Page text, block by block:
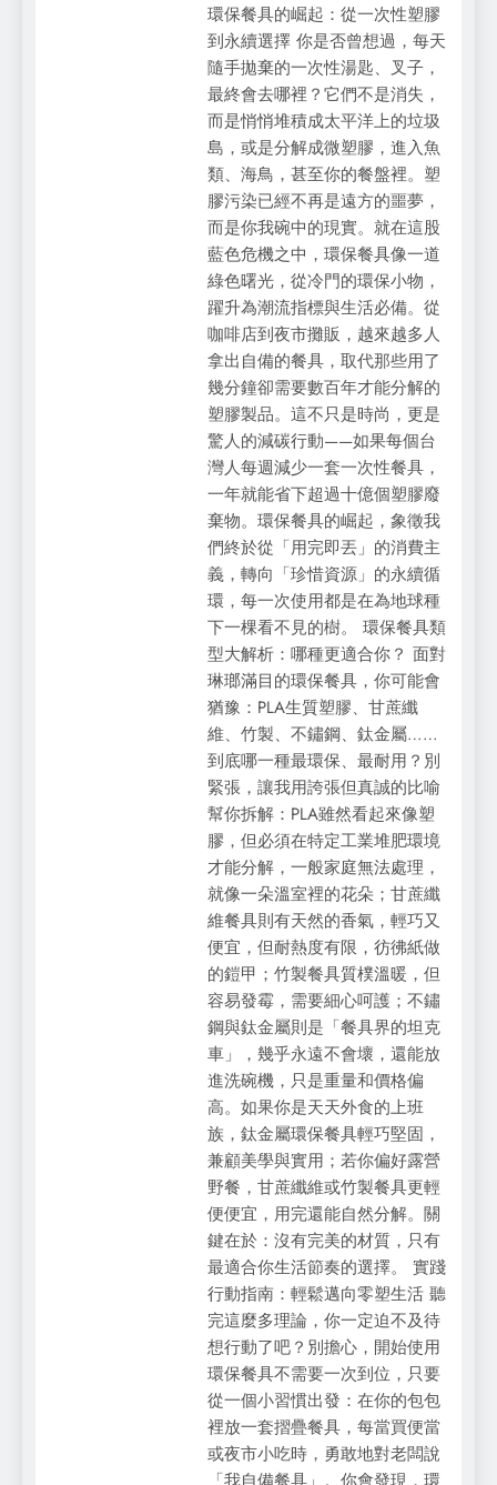
環保餐具的崛起：從一次性塑膠
到永續選擇 你是否曾想過，每天
隨手拋棄的一次性湯匙、叉子，
最終會去哪裡？它們不是消失，
而是悄悄堆積成太平洋上的垃圾
島，或是分解成微塑膠，進入魚
類、海鳥，甚至你的餐盤裡。塑
膠污染已經不再是遠方的噩夢，
而是你我碗中的現實。就在這股
藍色危機之中，環保餐具像一道
綠色曙光，從冷門的環保小物，
躍升為潮流指標與生活必備。從
咖啡店到夜市攤販，越來越多人
拿出自備的餐具，取代那些用了
幾分鐘卻需要數百年才能分解的
塑膠製品。這不只是時尚，更是
驚人的減碳行動——如果每個台
灣人每週減少一套一次性餐具，
一年就能省下超過十億個塑膠廢
棄物。環保餐具的崛起，象徵我
們終於從「用完即丟」的消費主
義，轉向「珍惜資源」的永續循
環，每一次使用都是在為地球種
下一棵看不見的樹。 環保餐具類
型大解析：哪種更適合你？ 面對
琳瑯滿目的環保餐具，你可能會
猶豫：PLA生質塑膠、甘蔗纖
維、竹製、不鏽鋼、鈦金屬……
到底哪一種最環保、最耐用？別
緊張，讓我用誇張但真誠的比喻
幫你拆解：PLA雖然看起來像塑
膠，但必須在特定工業堆肥環境
才能分解，一般家庭無法處理，
就像一朵溫室裡的花朵；甘蔗纖
維餐具則有天然的香氣，輕巧又
便宜，但耐熱度有限，彷彿紙做
的鎧甲；竹製餐具質樸溫暖，但
容易發霉，需要細心呵護；不鏽
鋼與鈦金屬則是「餐具界的坦克
車」，幾乎永遠不會壞，還能放
進洗碗機，只是重量和價格偏
高。如果你是天天外食的上班
族，鈦金屬環保餐具輕巧堅固，
兼顧美學與實用；若你偏好露營
野餐，甘蔗纖維或竹製餐具更輕
便便宜，用完還能自然分解。關
鍵在於：沒有完美的材質，只有
最適合你生活節奏的選擇。 實踐
行動指南：輕鬆邁向零塑生活 聽
完這麼多理論，你一定迫不及待
想行動了吧？別擔心，開始使用
環保餐具不需要一次到位，只要
從一個小習慣出發：在你的包包
裡放一套摺疊餐具，每當買便當
或夜市小吃時，勇敢地對老闆說